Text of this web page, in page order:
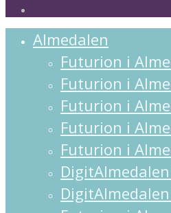
Almedalen
Futurion i
Futurion i
Futurion i
Futurion i
Futurion i